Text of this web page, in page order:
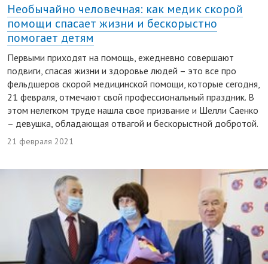
Необычайно человечная: как медик скорой
помощи спасает жизни и бескорыстно
помогает детям
Первыми приходят на помощь, ежедневно совершают
подвиги, спасая жизни и здоровье людей – это все про
фельдшеров скорой медицинской помощи, которые сегодня,
21 февраля, отмечают свой профессиональный праздник. В
этом нелегком труде нашла свое призвание и Шелли Саенко
– девушка, обладающая отвагой и бескорыстной добротой.
21 февраля 2021